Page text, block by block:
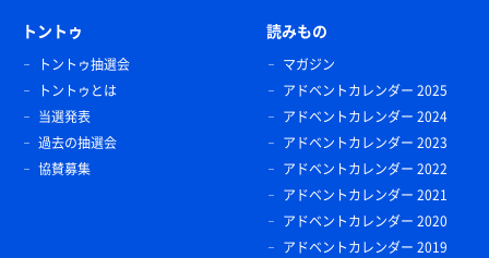
トントゥ
トントゥ抽選会
トントゥとは
当選発表
過去の抽選会
協賛募集
読みもの
マガジン
アドベントカレンダー 2025
アドベントカレンダー 2024
アドベントカレンダー 2023
アドベントカレンダー 2022
アドベントカレンダー 2021
アドベントカレンダー 2020
アドベントカレンダー 2019